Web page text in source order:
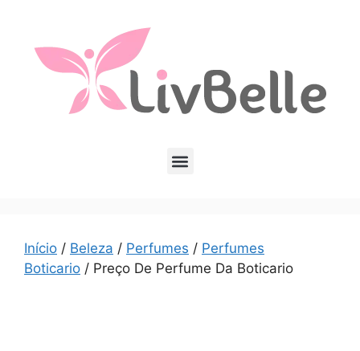
Início / Beleza / Perfumes / Perfumes
Boticario / Preço De Perfume Da Boticario